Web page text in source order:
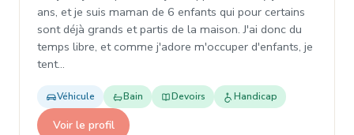
ans, et je suis maman de 6 enfants qui pour certains
sont déjà grands et partis de la maison. J'ai donc du
temps libre, et comme j'adore m'occuper d'enfants, je
tent…
Véhicule Bain Devoirs Handicap
Voir le profil